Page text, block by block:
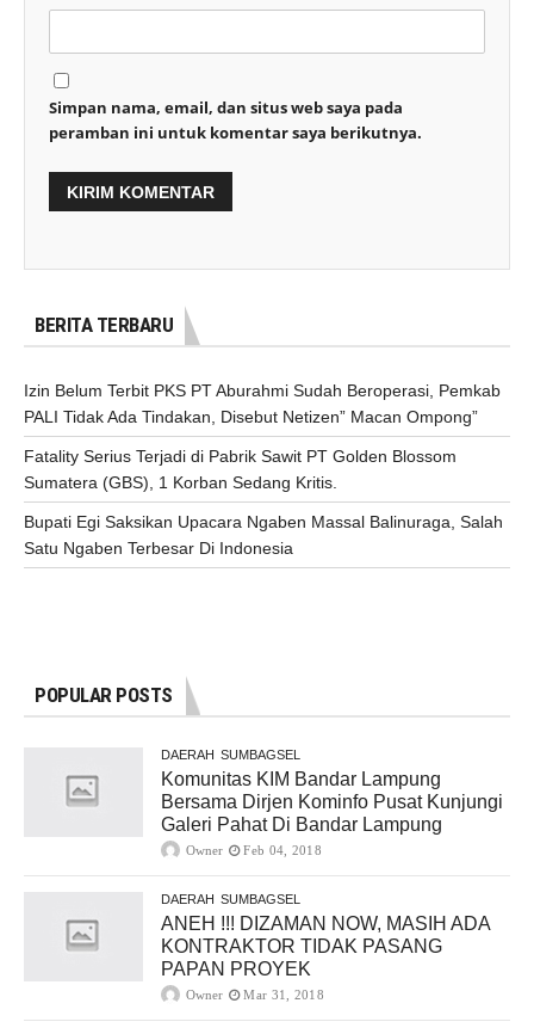
Simpan nama, email, dan situs web saya pada
peramban ini untuk komentar saya berikutnya.
BERITA TERBARU
Izin Belum Terbit PKS PT Aburahmi Sudah Beroperasi, Pemkab
PALI Tidak Ada Tindakan, Disebut Netizen” Macan Ompong”
Fatality Serius Terjadi di Pabrik Sawit PT Golden Blossom
Sumatera (GBS), 1 Korban Sedang Kritis.
Bupati Egi Saksikan Upacara Ngaben Massal Balinuraga, Salah
Satu Ngaben Terbesar Di Indonesia
POPULAR POSTS
DAERAH SUMBAGSEL
Komunitas KIM Bandar Lampung
Bersama Dirjen Kominfo Pusat Kunjungi
Galeri Pahat Di Bandar Lampung
Owner Feb 04, 2018
DAERAH SUMBAGSEL
ANEH !!! DIZAMAN NOW, MASIH ADA
KONTRAKTOR TIDAK PASANG
PAPAN PROYEK
Owner Mar 31, 2018